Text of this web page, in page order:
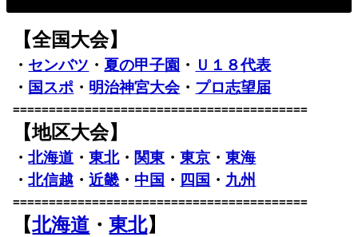
【全国大会】
・ センバツ ・ 夏の甲子園 ・ Ｕ１８代表
・ 国スポ ・ 明治神宮大会・ プロ志望届
=========================================
【地区大会】
・北海道 ・東北・ 関東 ・東京 ・東海
・北信越 ・近畿 ・ 中国 ・ 四国 ・ 九州
=========================================
【北海道 ・ 東北】